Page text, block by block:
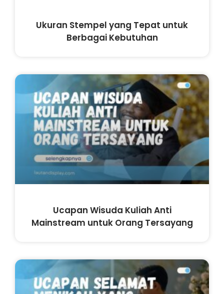
Ukuran Stempel yang Tepat untuk
Berbagai Kebutuhan
Ucapan Wisuda Kuliah Anti
Mainstream untuk Orang Tersayang